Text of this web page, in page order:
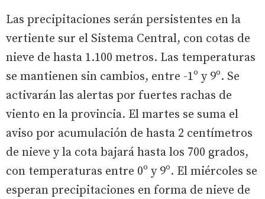
Las precipitaciones serán persistentes en la
vertiente sur el Sistema Central, con cotas de
nieve de hasta 1.100 metros. Las temperaturas
se mantienen sin cambios, entre -1º y 9º. Se
activarán las alertas por fuertes rachas de
viento en la provincia. El martes se suma el
aviso por acumulación de hasta 2 centímetros
de nieve y la cota bajará hasta los 700 grados,
con temperaturas entre 0º y 9º. El miércoles se
esperan precipitaciones en forma de nieve de